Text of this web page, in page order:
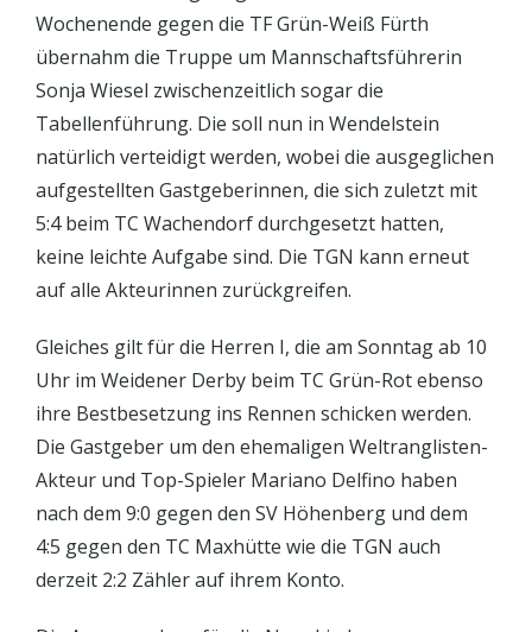
Wochenende gegen die TF Grün-Weiß Fürth
übernahm die Truppe um Mannschaftsführerin
Sonja Wiesel zwischenzeitlich sogar die
Tabellenführung. Die soll nun in Wendelstein
natürlich verteidigt werden, wobei die ausgeglichen
aufgestellten Gastgeberinnen, die sich zuletzt mit
5:4 beim TC Wachendorf durchgesetzt hatten,
keine leichte Aufgabe sind. Die TGN kann erneut
auf alle Akteurinnen zurückgreifen.
Gleiches gilt für die Herren I, die am Sonntag ab 10
Uhr im Weidener Derby beim TC Grün-Rot ebenso
ihre Bestbesetzung ins Rennen schicken werden.
Die Gastgeber um den ehemaligen Weltranglisten-
Akteur und Top-Spieler Mariano Delfino haben
nach dem 9:0 gegen den SV Höhenberg und dem
4:5 gegen den TC Maxhütte wie die TGN auch
derzeit 2:2 Zähler auf ihrem Konto.